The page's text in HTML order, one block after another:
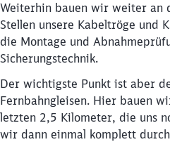
Weiterhin bauen wir weiter an
Stellen unsere Kabeltröge und
die Montage und
Sicherungstechnik.
Der wichtigste Punkt ist aber
Fernbahngleisen. Hier bauen
letzten 2,5 Kilometer, die uns
wir dann einmal komplett
Möchten Sie zu
werden?
Abbrechen